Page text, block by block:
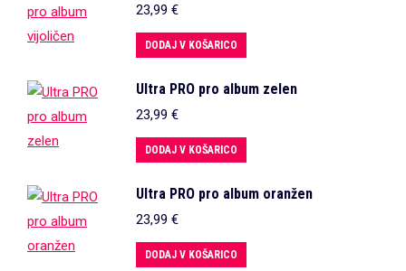
23,99 €
DODAJ V KOŠARICO
Ultra PRO pro album zelen
23,99 €
DODAJ V KOŠARICO
Ultra PRO pro album oranžen
23,99 €
DODAJ V KOŠARICO